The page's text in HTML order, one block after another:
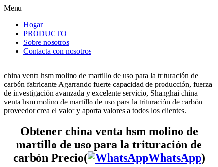
Menu
Hogar
PRODUCTO
Sobre nosotros
Contacta con nosotros
china venta hsm molino de martillo de uso para la trituración de
carbón fabricante Agarrando fuerte capacidad de producción, fuerza
de investigación avanzada y excelente servicio, Shanghai china
venta hsm molino de martillo de uso para la trituración de carbón
proveedor crea el valor y aporta valores a todos los clientes.
Obtener china venta hsm molino de
martillo de uso para la trituración de
carbón Precio(
WhatsApp)